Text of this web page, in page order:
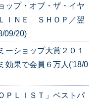
ップ・オブ・ザ・イヤ
ＩＮＥ ＳＨＯＰ／翌
09/20)
ショップ大賞２０１
効果で会員６万人('18/0
ＰＬＩＳＴ」ベストパ